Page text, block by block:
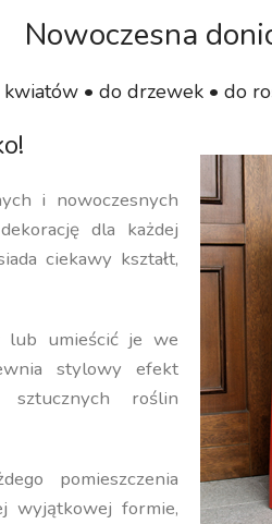
Nowoczesna
• do drzewek • do
i nowoczesnych
dla każdej
ciekawy kształt,
lub umieścić je we
stylowy efekt
roślin
pomieszczenia
wyjątkowej formie,